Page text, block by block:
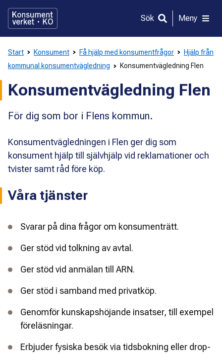
direkt
innehållet
Sök Meny
Start Konsument Få hjälp med konsumentfrågor
Hjälp från
kommunal konsumentvägledning
Konsumentvägledning Flen
Konsumentvägledning Flen
För dig som bor i Flens kommun.
Konsumentvägledningen i Flen ger dig som
konsument hjälp till självhjälp vid reklamationer och
tvister samt råd före köp.
Våra tjänster
Svarar på dina frågor om konsumenträtt.
Ger stöd vid tolkning av avtal.
Ger stöd vid anmälan till ARN.
Ger stöd i samband med privatköp.
Genomför kunskapshöjande insatser, till exempel
föreläsningar.
Erbjuder fysiska besök via tidsbokning eller drop-